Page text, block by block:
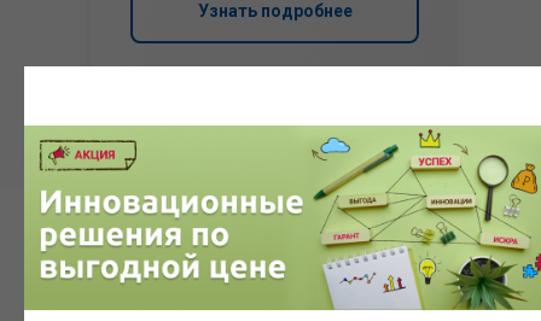
Узнать подробнее
Система